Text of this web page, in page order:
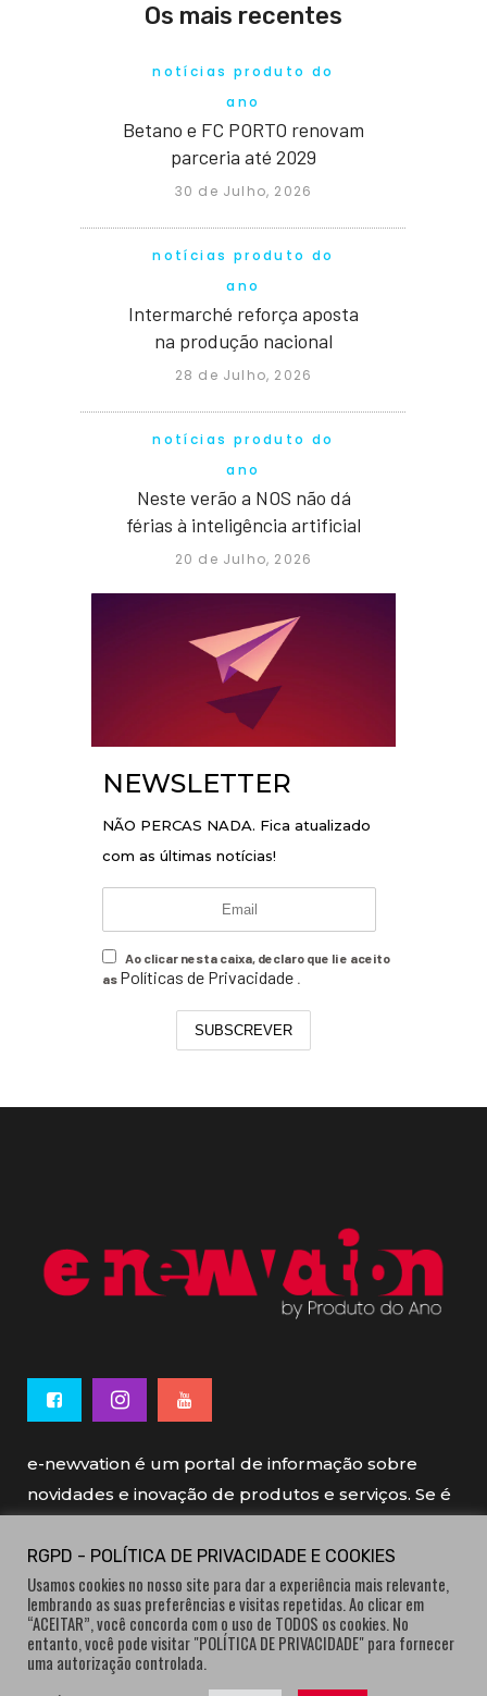
Os mais recentes
notícias produto do
ano
Betano e FC PORTO renovam
parceria até 2029
30 de Julho, 2026
notícias produto do
ano
Intermarché reforça aposta
na produção nacional
28 de Julho, 2026
notícias produto do
ano
Neste verão a NOS não dá
férias à inteligência artificial
20 de Julho, 2026
NEWSLETTER
NÃO PERCAS NADA. Fica atualizado
com as últimas notícias!
Ao clicar nesta caixa, declaro que li e aceito
as Políticas de Privacidade
SUBSCREVER
e-newvation é um portal de informação sobre
novidades e inovação de produtos e serviços. Se é
e-newvation tem o patrocínio do “Produto do
Ano”, o prémio de inovação atribuído por
consumidores.
RGPD - POLÍTICA DE PRIVACIDADE E COOKIES
Usamos cookies no nosso site para dar a experiência mais relevante,
lembrando as suas preferências e visitas repetidas. Ao clicar em
“ACEITAR”, você concorda com o uso de TODOS os cookies. No
entanto, você pode visitar "POLÍTICA DE PRIVACIDADE" para fornecer
uma autorização controlada.